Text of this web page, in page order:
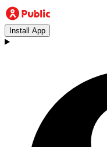
Install App